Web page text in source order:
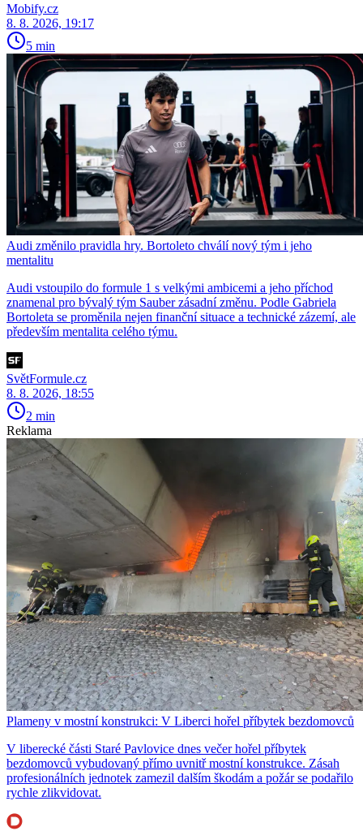
Mobify.cz
8. 8. 2026, 19:17
5 min
Audi změnilo pravidla hry. Bortoleto chválí nový tým i jeho
mentalitu
Audi vstoupilo do formule 1 s velkými ambicemi a jeho příchod
znamenal pro bývalý tým Sauber zásadní změnu. Podle Gabriela
Bortoleta se proměnila nejen finanční situace a technické zázemí, ale
především mentalita celého týmu.
SvětFormule.cz
8. 8. 2026, 18:55
2 min
Reklama
Plameny v mostní konstrukci: V Liberci hořel příbytek bezdomovců
V liberecké části Staré Pavlovice dnes večer hořel příbytek
bezdomovců vybudovaný přímo uvnitř mostní konstrukce. Zásah
profesionálních jednotek zamezil dalším škodám a požár se podařilo
rychle zlikvidovat.